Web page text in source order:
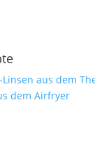
Linsen aus dem
dem Airfryer